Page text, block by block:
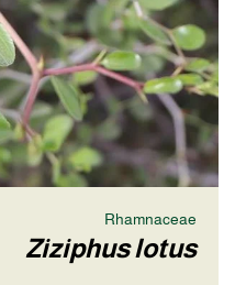
Rhamnaceae
Ziziphus lotus